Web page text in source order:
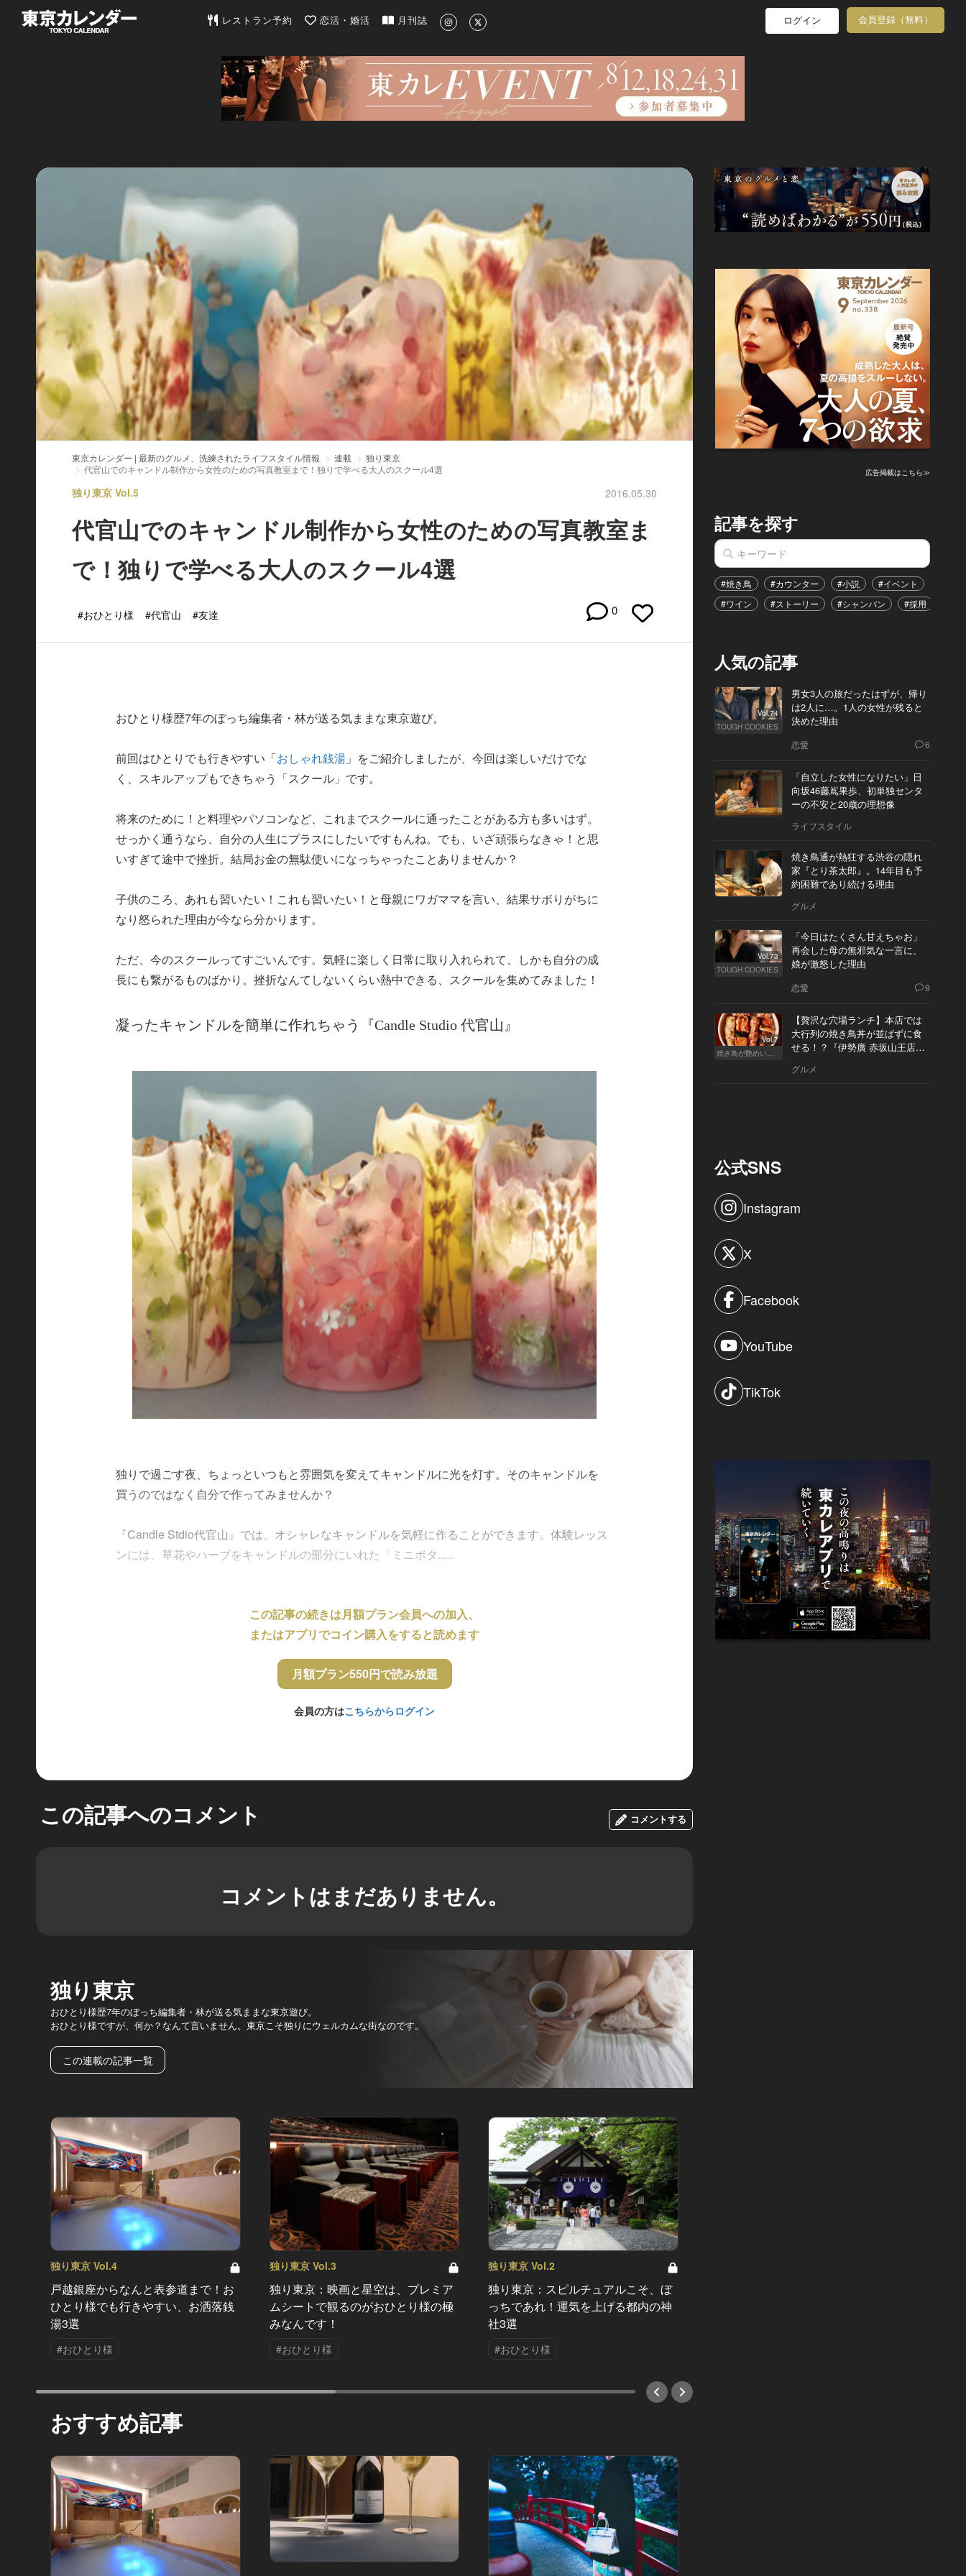
東京カレンダー | 最新のグルメ、洗練されたライフスタイル情報
レストラン予約 恋活・婚活 月刊誌 ログイン 会員登録（無料）
東京カレンダー | 最新のグルメ、洗練されたライフスタイル情報 連載
独り東京
代官山でのキャンドル制作から女性のための写真教室まで！独りで学べる大人のスクール4選
独り東京 Vol.5 2016.05.30
代官山でのキャンドル制作から女性のための写真教室ま
で！独りで学べる大人のスクール4選
#おひとり様 #代官山 #友達 0
おひとり様歴7年のぼっち編集者・林が送る気ままな東京遊び。
前回はひとりでも行きやすい「おしゃれ銭湯 」をご紹介しましたが、今回は楽しいだけでな
く、スキルアップもできちゃう「スクール」です。
将来のために！と料理やパソコンなど、これまでスクールに通ったことがある方も多いはず。
せっかく通うなら、自分の人生にプラスにしたいですもんね。でも、いざ頑張らなきゃ！と思
いすぎて途中で挫折。結局お金の無駄使いになっちゃったことありませんか？
子供のころ、あれも習いたい！これも習いたい！と母親にワガママを言い、結果サボりがちに
なり怒られた理由が今なら分かります。
ただ、今のスクールってすごいんです。気軽に楽しく日常に取り入れられて、しかも自分の成
長にも繋がるものばかり。挫折なんてしないくらい熱中できる、スクールを集めてみました！
凝ったキャンドルを簡単に作れちゃう『Candle Studio 代官山』
独りで過ごす夜、ちょっといつもと雰囲気を変えてキャンドルに光を灯す。そのキャンドルを
買うのではなく自分で作ってみませんか？
『Candle Stdio代官山』では、オシャレなキャンドルを気軽に作ることができます。体験レッス
ンには、草花やハーブをキャンドルの部分にいれた「ミニボタ......
この記事の続きは月額プラン会員への加入、
またはアプリでコイン購入をすると読めます
月額プラン550円で読み放題
会員の方はこちらからログイン
この記事へのコメント コメントする
コメントはまだありません。
独り東京
おひとり様歴7年のぼっち編集者・林が送る気ままな東京遊び。
おひとり様ですが、何か？なんて言いません。東京こそ独りにウェルカムな街なのです。
この連載の記事一覧
独り東京 Vol.4
戸越銀座からなんと表参道まで！お
ひとり様でも行きやすい、お洒落銭
湯3選
#おひとり様
独り東京 Vol.3
独り東京：映画と星空は、プレミア
ムシートで観るのがおひとり様の極
みなんです！
#おひとり様
独り東京 Vol.2
独り東京：スピルチュアルこそ、ぼ
っちであれ！運気を上げる都内の神
社3選
#おひとり様
おすすめ記事
広告掲載はこちら≫
記事を探す
#焼き鳥 #カウンター #小説 #イベント
#ワイン
#ストーリー #シャンパン #採用
人気の記事
Vol.74
TOUGH COOKIES
男女3人の旅だったはずが、帰り
は2人に…。1人の女性が残ると
決めた理由
恋愛 6
「自立した女性になりたい」日
向坂46藤嶌果歩、初単独センタ
ーの不安と20歳の理想像
ライフスタイル
焼き鳥通が熱狂する渋谷の隠れ
家『とり茶太郎』。14年目も予
約困難であり続ける理由
グルメ
Vol.73
TOUGH COOKIES
「今日はたくさん甘えちゃお」
再会した母の無邪気な一言に、
娘が激怒した理由
恋愛 9
Vol.7
焼き鳥が艶めいてきた
【贅沢な穴場ランチ】本店では
大行列の焼き鳥丼が並ばずに食
せる！？『伊勢廣 赤坂山王店』
グルメ
公式SNS
Instagram
X
Facebook
YouTube
TikTok